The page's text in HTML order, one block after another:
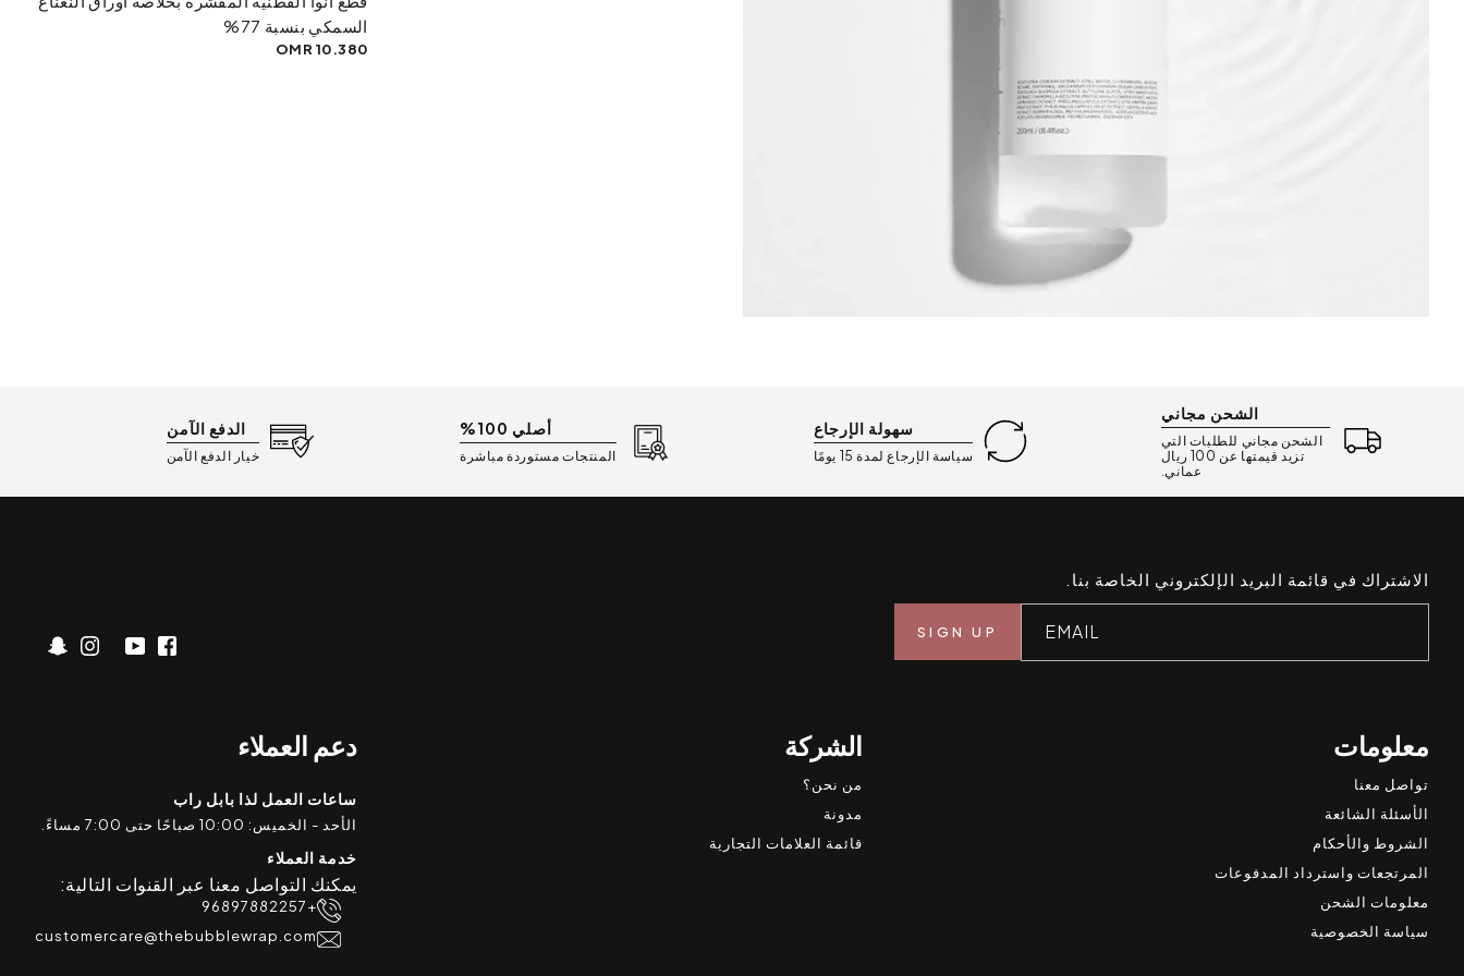
السمكي بنسبة 77%
10.380 OMR
الشحن مجاني
الشحن مجاني للطلبات التي
تزيد قيمتها عن 100 ريال
عماني.
سهولة الإرجاع
سياسة الإرجاع لمدة 15 يومًا
أصلي 100%
المنتجات مستوردة مباشرة
الدفع الآمن
خيار الدفع الآمن
الاشتراك في قائمة البريد الإلكتروني الخاصة بنا.
EMAIL
معلومات
تواصل معنا
الأسئلة الشائعة
الشروط والأحكام
المرتجعات واسترداد المدفوعات
معلومات الشحن
سياسة الخصوصية
الشركة
من نحن؟
مدونة
قائمة العلامات التجارية
دعم العملاء
ساعات العمل لذا بابل راب
الأحد - الخميس: 10:00 صباحًا حتى 7:00 مساءً.
خدمة العملاء
يمكنك التواصل معنا عبر القنوات التالية:
+96897882257
customercare@thebubblewrap.com